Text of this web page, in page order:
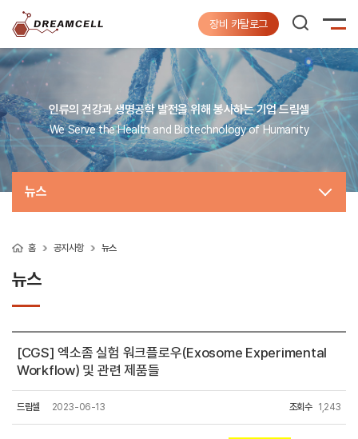
장비 카탈로그
인류의 건강과 생명공학 발전을 위해 봉사하는 기업 드림셀
We Serve the Health and Biotechnology of Humanity
뉴스
홈 공지사항 뉴스
뉴스
[CGS] 엑소좀 실험 워크플로우(Exosome Experimental
Workflow) 및 관련 제품들
드림셀 2023-06-13 조회수 1,243